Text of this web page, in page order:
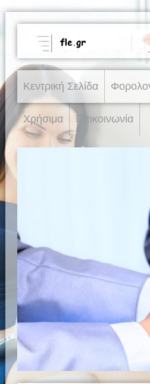
Κεντρική Σελίδα
Χρήσιμα Επικοινωνία